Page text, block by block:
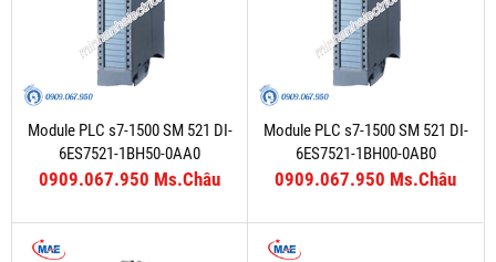
Module PLC s7-1500 SM 521 DI-
6ES7521-1BH50-0AA0
0909.067.950 Ms.Châu
Module PLC s7-1500 SM 521 DI-
6ES7521-1BH00-0AB0
0909.067.950 Ms.Châu